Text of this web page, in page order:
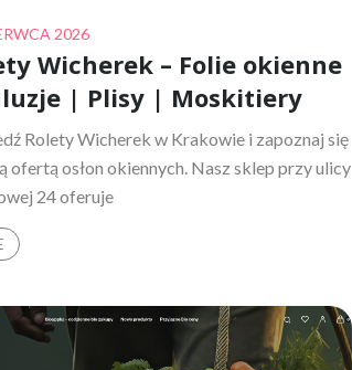
2026
Wicherek – Folie okienne
| Plisy | Moskitiery
Rolety Wicherek w Krakowie i zapoznaj się
ofertą osłon okiennych. Nasz sklep przy ulicy
24 oferuje